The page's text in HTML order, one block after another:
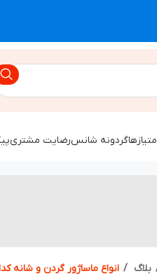
گردونه شانسرضایت مشتری
بلاگ انواع ماساژور گردن و شانه